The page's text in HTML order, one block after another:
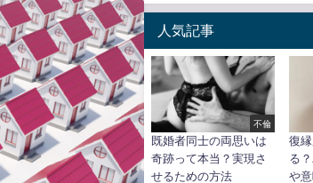
人気記事
不倫
既婚者同士の両思いは
奇跡って本当？実現さ
せるための方法
復
る
や